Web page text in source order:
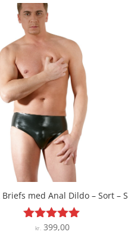
Briefs med Anal Dildo – Sort – S
Vurderet
kr.399,00